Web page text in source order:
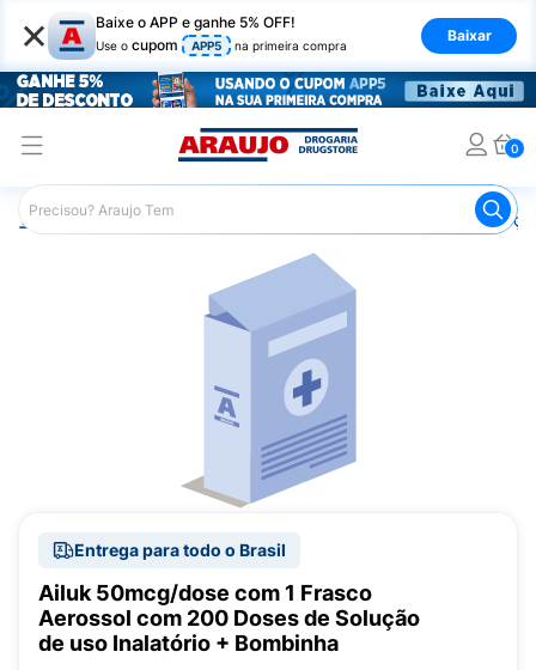
× Baixe o APP e ganhe 5% OFF!
Use o cupom APP5 na primeira compra
Baixar
0
Araujo Medicamentos Remédios para Alergias e
Entrega para todo o Brasil
Ailuk 50mcg/dose com 1 Frasco
Aerossol com 200 Doses de Solução
de uso Inalatório + Bombinha